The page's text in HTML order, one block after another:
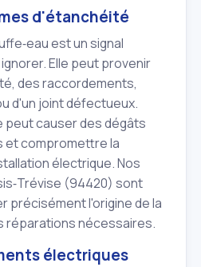
d'étanchéité
est un signal
Elle peut provenir
des raccordements,
d'un joint défectueux.
peut causer des dégâts
et compromettre la
électrique. Nos
(94420) sont
précisément l'origine de la
réparations nécessaires.
électriques